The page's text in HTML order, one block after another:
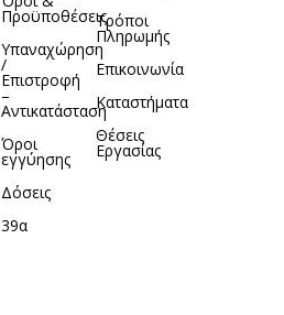
Προϋποθέσεις
Υπαναχώρηση
/
Επιστροφή
–
Αντικατάσταση
Όροι
εγγύησης
Δόσεις
39α
Τρόποι
Πληρωμής
Επικοινωνία
Καταστήματα
Θέσεις
Εργασίας